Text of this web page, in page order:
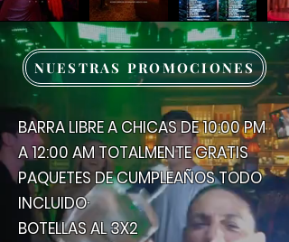
NUESTRAS PROMOCIONES
BARRA LIBRE A CHICAS DE 10:00 PM
A 12:00 AM TOTALMENTE GRATIS
PAQUETES DE CUMPLEAÑOS TODO
INCLUIDO·
BOTELLAS AL 3X2